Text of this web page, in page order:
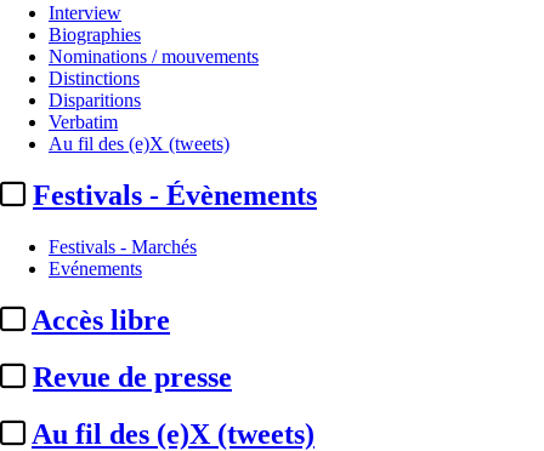
Interview
Biographies
Nominations / mouvements
Distinctions
Disparitions
Verbatim
Au fil des (e)X (tweets)
Festivals - Évènements
Festivals - Marchés
Evénements
Accès libre
Revue de presse
Au fil des (e)X (tweets)
Yellow Factory / France 3 :
lancement du tournage de
« Meurtres ...
ParLuce Burnod